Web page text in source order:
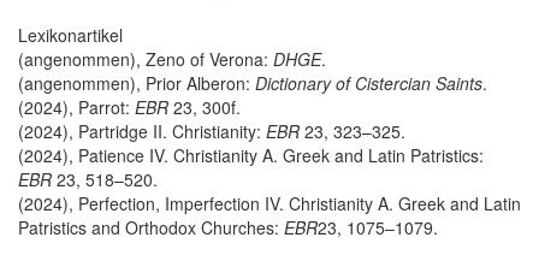
Lexikonartikel
(angenommen), Zeno of Verona: DHGE.
(angenommen), Prior Alberon: Dictionary of Cistercian Saints.
(2024), Parrot: EBR 23, 300f.
(2024), Partridge II. Christianity: EBR 23, 323–325.
(2024), Patience IV. Christianity A. Greek and Latin Patristics:
EBR 23, 518–520.
(2024), Perfection, Imperfection IV. Christianity A. Greek and Latin
Patristics and Orthodox Churches: EBR23, 1075–1079.